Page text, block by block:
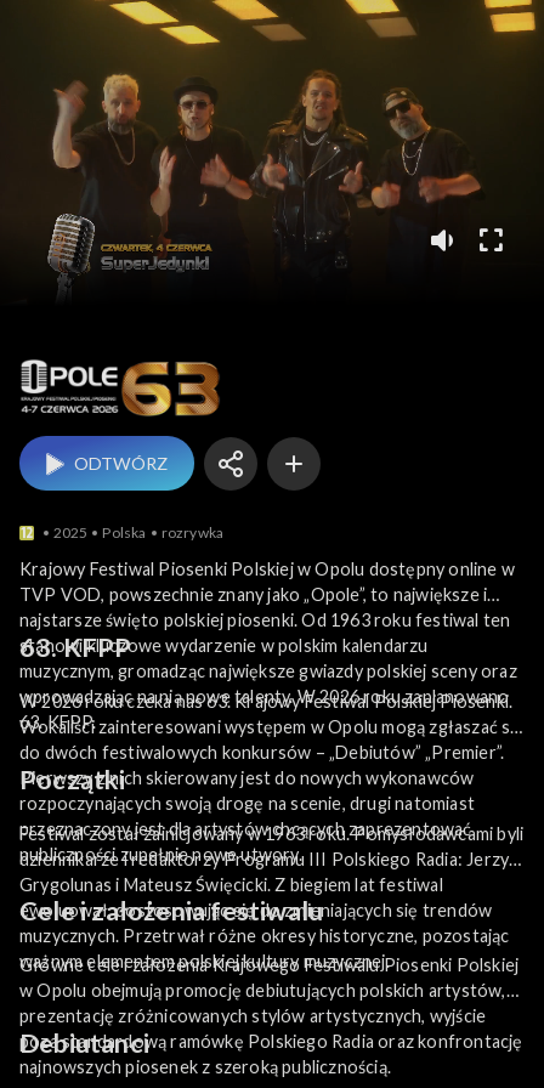
Opole
ODTWÓRZ
2025 Polska rozrywka
Krajowy Festiwal Piosenki Polskiej w Opolu dostępny online w
TVP VOD, powszechnie znany jako „Opole”, to największe i
najstarsze święto polskiej piosenki. Od 1963 roku festiwal ten
stanowi kluczowe wydarzenie w polskim kalendarzu
muzycznym, gromadząc największe gwiazdy polskiej sceny oraz
wprowadzając na nią nowe talenty. W 2026 roku zaplanowano
63. KFPP.
63. KFPP
W 2026 roku czeka nas 63. Krajowy Festiwal Polskiej Piosenki.
Wokaliści zainteresowani występem w Opolu mogą zgłaszać się
do dwóch festiwalowych konkursów – „Debiutów” „Premier”.
Pierwszy z nich skierowany jest do nowych wykonawców
rozpoczynających swoją drogę na scenie, drugi natomiast
przeznaczony jest dla artystów chcących zaprezentować
publiczności zupełnie nowe utwory.
Początki
Festiwal został zainicjowany w 1963 roku. Pomysłodawcami byli
dziennikarze i redaktorzy Programu III Polskiego Radia: Jerzy
Grygolunas i Mateusz Święcicki. Z biegiem lat festiwal
ewoluował, dostosowując się do zmieniających się trendów
muzycznych. Przetrwał różne okresy historyczne, pozostając
ważnym elementem polskiej kultury muzycznej.
Cele i założenia festiwalu
Główne cele i założenia Krajowego Festiwalu Piosenki Polskiej
w Opolu obejmują promocję debiutujących polskich artystów,
prezentację zróżnicowanych stylów artystycznych, wyjście
poza standardową ramówkę Polskiego Radia oraz konfrontację
najnowszych piosenek z szeroką publicznością.
Debiutanci